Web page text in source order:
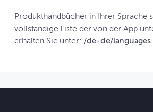
Produkthandbücher in Ihrer Sprache
vollständige Liste der von der App
erhalten Sie unter: /de-de/languages